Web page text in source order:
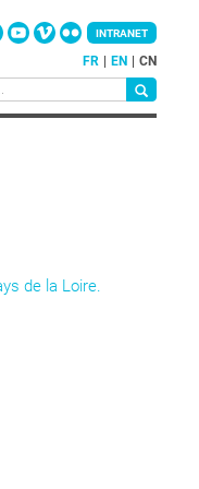
FR EN CN
INTRANET
de la Loire.